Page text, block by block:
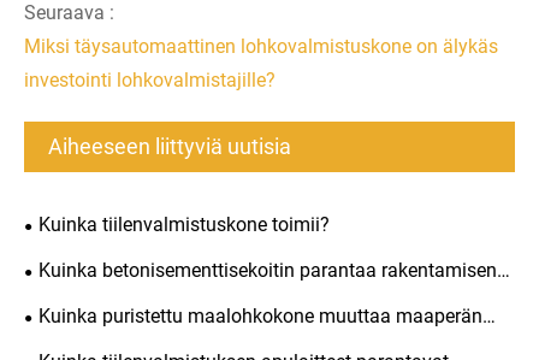
Seuraava :
Miksi täysautomaattinen lohkovalmistuskone on älykäs
investointi lohkovalmistajille?
Aiheeseen liittyviä uutisia
Kuinka tiilenvalmistuskone toimii?
Kuinka betonisementtisekoitin parantaa rakentamisen
tehokkuutta?
Kuinka puristettu maalohkokone muuttaa maaperän
kestäviksi rakennuspalikoiksi?